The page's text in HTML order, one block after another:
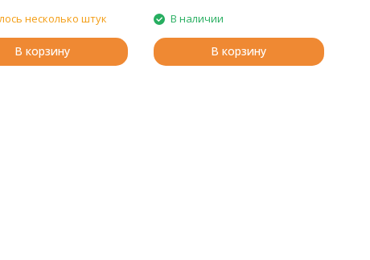
несколько штук
В корзину
В наличии
В корзину